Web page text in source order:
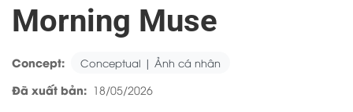
Morning Muse
Concept: Conceptual | Ảnh cá nhân
Đã xuất bản: 18/05/2026